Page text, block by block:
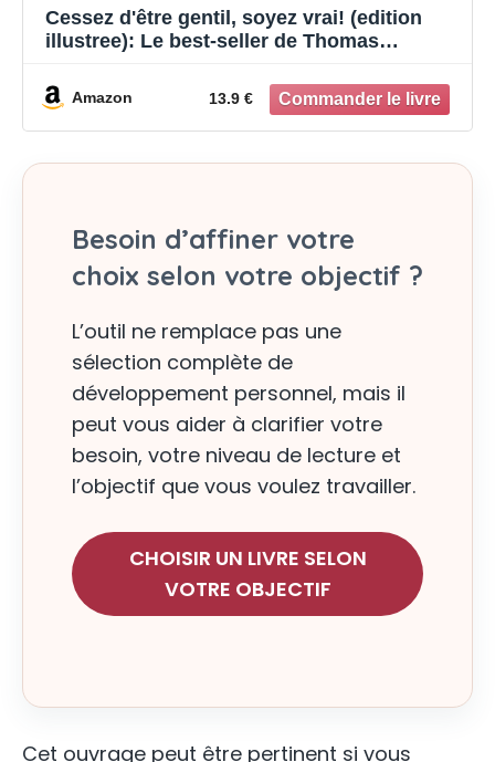
Cessez d'être gentil, soyez vrai! (edition
illustree): Le best-seller de Thomas
Violente
Amazon 13.9 €
Besoin d’affiner votre
choix selon votre objectif ?
L’outil ne remplace pas une
sélection complète de
développement personnel, mais il
peut vous aider à clarifier votre
besoin, votre niveau de lecture et
l’objectif que vous voulez travailler.
CHOISIR UN LIVRE SELON
VOTRE OBJECTIF
Cet ouvrage peut être pertinent si vous